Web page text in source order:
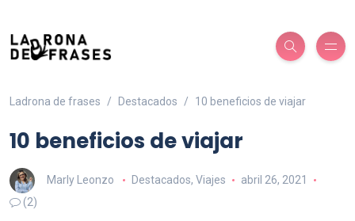
Ladrona de frases Destacados 10 beneficios de viajar
10 beneficios de viajar
Marly Leonzo Destacados, Viajes
abril 26, 2021
(2)